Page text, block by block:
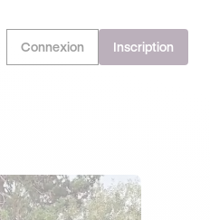
DERNIÈRES HEURES
Connexion Inscription